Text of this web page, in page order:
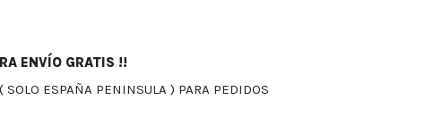
ENVÍO GRATIS !!
SOLO ESPAÑA PENINSULA ) PARA PEDIDOS